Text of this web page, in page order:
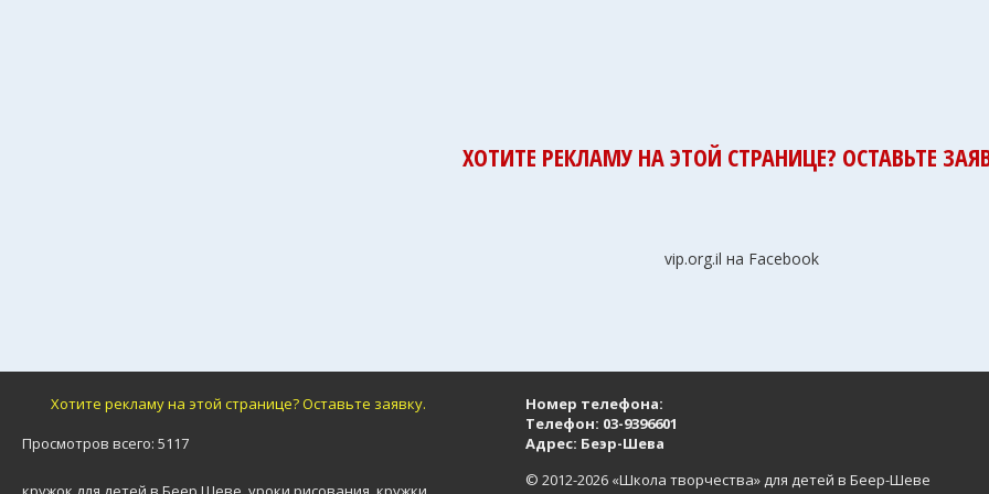
ХОТИТЕ РЕКЛАМУ НА ЭТОЙ СТРАНИЦЕ? ОСТАВЬТЕ
vip.org.il на Facebook
Хотите рекламу на этой странице? Оставьте заявку.
Просмотров всего: 5117
Номер телефона:
Телефон: 03-9396601
Адрес: Беэр-Шева
© 2012-2026 «Школа творчества» для детей в Беер-Шеве